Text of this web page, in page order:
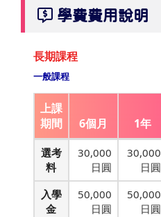
學費費用說明
長期課程
一般課程
上課
期間
6個月 1年
選考
料
30,000
日圓
30,000
日圓
入學
金
50,000
日圓
50,000
日圓